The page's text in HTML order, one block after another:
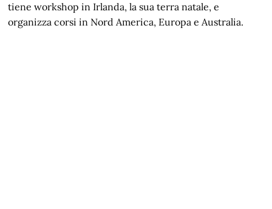
tiene workshop in Irlanda, la sua terra natale, e
organizza corsi in Nord America, Europa e Australia.